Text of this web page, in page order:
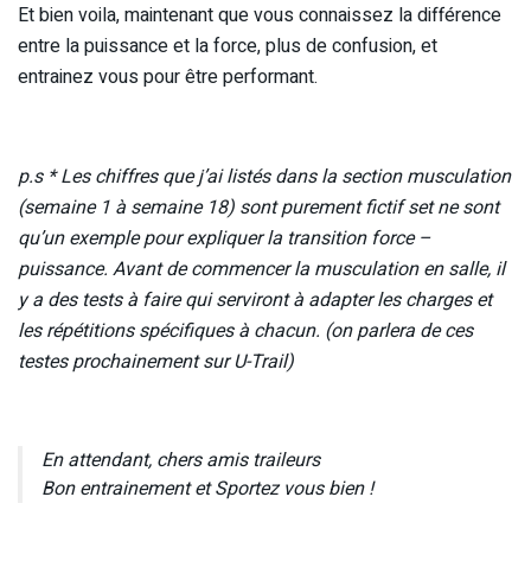
Et bien voila, maintenant que vous connaissez la différence
entre la puissance et la force, plus de confusion, et
entrainez vous pour être performant.
p.s * Les chiffres que j’ai listés dans la section musculation
(semaine 1 à semaine 18) sont purement fictif set ne sont
qu’un exemple pour expliquer la transition force –
puissance. Avant de commencer la musculation en salle, il
y a des tests à faire qui serviront à adapter les charges et
les répétitions spécifiques à chacun. (on parlera de ces
testes prochainement sur U-Trail)
En attendant, chers amis traileurs
Bon entrainement et Sportez vous bien !